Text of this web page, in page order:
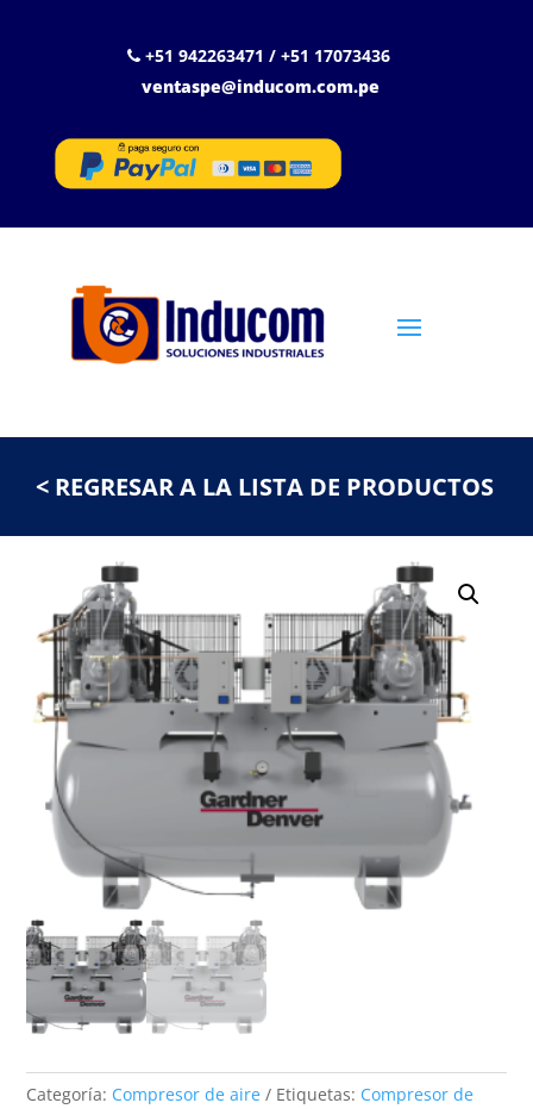
+51 942263471 / +51 17073436
ventaspe@inducom.com.pe
< REGRESAR A LA LISTA DE PRODUCTOS
Categoría: Compresor de aire Etiquetas: Compresor de